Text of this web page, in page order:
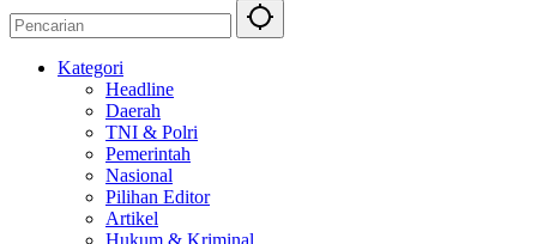
Kategori
Headline
Daerah
TNI & Polri
Pemerintah
Nasional
Pilihan Editor
Artikel